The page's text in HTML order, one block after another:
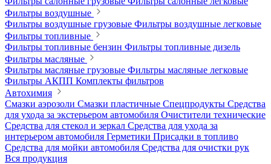
Фильтры воздушные
Фильтры воздушные грузовые Фильтры воздушные легковые
Фильтры топливные
Фильтры топливные бензин Фильтры топливные дизель
Фильтры масляные
Фильтры масляные грузовые Фильтры масляные легковые
Фильтры АКПП Комплекты фильтров
Автохимия
Смазки аэрозоли Смазки пластичные Спецпродукты Средства
для ухода за экстерьером автомобиля Очистители технические
Средства для стекол и зеркал Средства для ухода за
интерьером автомобиля Герметики Присадки в топливо
Средства для мойки автомобиля Средства для очистки рук
Вся продукция